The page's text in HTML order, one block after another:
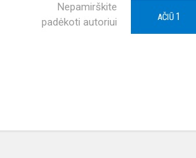
Nepamirškite
padėkoti autoriui
AČIŪ 1